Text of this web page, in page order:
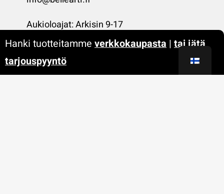
Aukioloajat: Arkisin 9-17
Hanki tuotteitamme verkkokaupasta | tai jätä
tarjouspyyntö